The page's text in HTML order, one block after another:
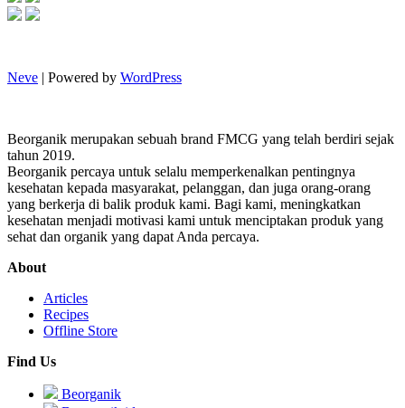
Neve | Powered by WordPress
Beorganik merupakan sebuah brand FMCG yang telah berdiri sejak
tahun 2019.
Beorganik percaya untuk selalu memperkenalkan pentingnya
kesehatan kepada masyarakat, pelanggan, dan juga orang-orang
yang berkerja di balik produk kami. Bagi kami, meningkatkan
kesehatan menjadi motivasi kami untuk menciptakan produk yang
sehat dan organik yang dapat Anda percaya.
About
Articles
Recipes
Offline Store
Find Us
Beorganik